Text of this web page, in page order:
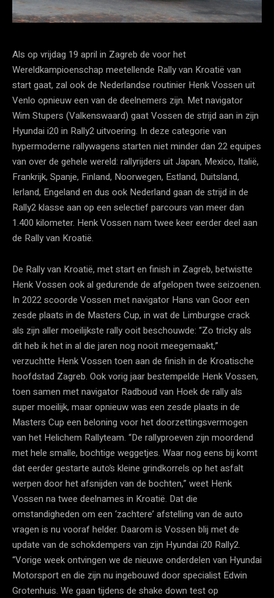
Als op vrijdag 19 april in Zagreb de voor het
Wereldkampioenschap meetellende Rally van Kroatië van
start gaat, zal ook de Nederlandse routinier Henk Vossen uit
Venlo opnieuw een van de deelnemers zijn. Met navigator
Wim Stupers (Valkenswaard) gaat Vossen de strijd aan in zijn
Hyundai i20 in Rally2 uitvoering. In deze categorie van
hypermoderne rallywagens starten niet minder dan 22 equipes
van over de gehele wereld: rallyrijders uit Japan, Mexico, Italië,
Frankrijk, Spanje, Finland, Noorwegen, Estland, Duitsland,
Ierland, Engeland en dus ook Nederland gaan de strijd in de
Rally2 klasse aan op een selectief parcours van meer dan
1.400 kilometer. Henk Vossen nam twee keer eerder deel aan
de Rally van Kroatië.
De Rally van Kroatië, met start en finish in Zagreb, betwistte
Henk Vossen ook al gedurende de afgelopen twee seizoenen.
In 2022 scoorde Vossen met navigator Hans van Goor een
zesde plaats in de Masters Cup, in wat de Limburgse crack
als zijn aller moeilijkste rally ooit beschouwde: “Zo tricky als
dit heb ik het in al die jaren nog nooit meegemaakt,”
verzuchtte Henk Vossen toen aan de finish in de Kroatische
hoofdstad Zagreb. Ook vorig jaar bestempelde Henk Vossen,
toen samen met navigator Radboud van Hoek de rally als
super moeilijk, maar opnieuw was een zesde plaats in de
Masters Cup een beloning voor het doorzettingsvermogen
van het Helichem Rallyteam. “De rallyproeven zijn moordend
met hele smalle, bochtige weggetjes. Waar nog eens bij komt
dat eerder gestarte auto’s kleine grindkorrels op het asfalt
werpen door het afsnijden van de bochten,” weet Henk
Vossen na twee deelnames in Kroatië. Dat die
omstandigheden om een ‘zachtere’ afstelling van de auto
vragen is nu vooraf helder. Daarom is Vossen blij met de
update van de schokdempers van zijn Hyundai i20 Rally2.
“Vorige week ontvingen we de nieuwe onderdelen van Hyundai
Motorsport en die zijn nu ingebouwd door specialist Edwin
Grotenhuis. We gaan tijdens de shake down test op